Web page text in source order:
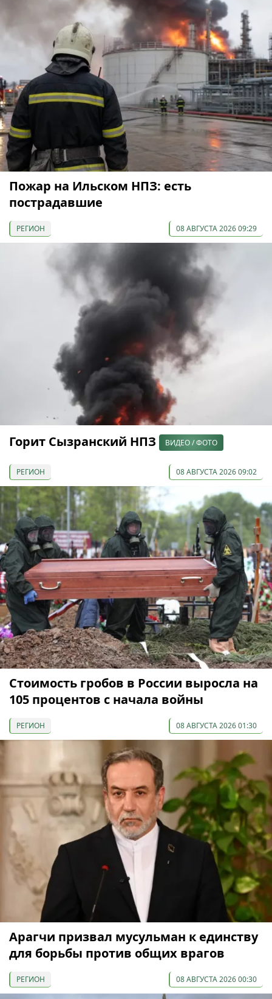
Пожар на Ильском НПЗ: есть
пострадавшие
РЕГИОН 08 АВГУСТА 2026 09:29
Горит Сызранский НПЗ ВИДЕО / ФОТО
РЕГИОН 08 АВГУСТА 2026 09:02
Стоимость гробов в России выросла на
105 процентов с начала войны
РЕГИОН 08 АВГУСТА 2026 01:30
Арагчи призвал мусульман к единству
для борьбы против общих врагов
РЕГИОН 08 АВГУСТА 2026 00:30